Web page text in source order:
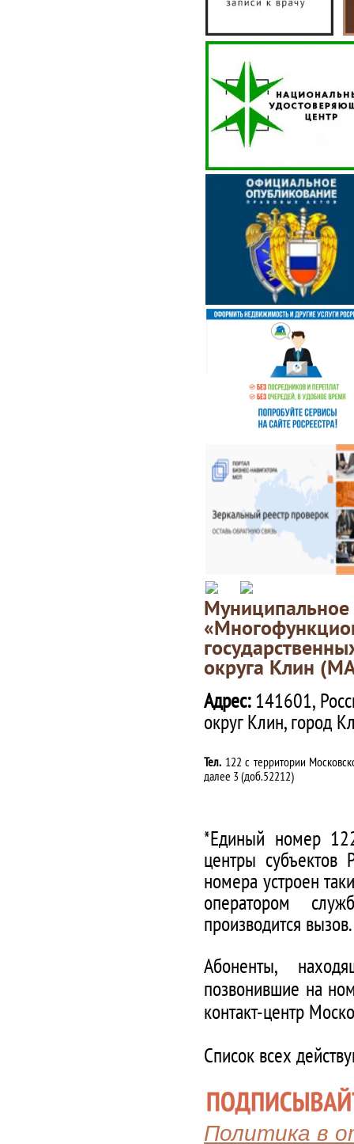
округа Клин
Адрес:141601,
округ Клин, город
Тел. 122 с территории
далее 3 (доб.52212)
*Единый номер
центры субъектов
номера устроен
оператором
производится вызов.
Абоненты,
позвонившие на
контакт-центр
Список всех
Политика в